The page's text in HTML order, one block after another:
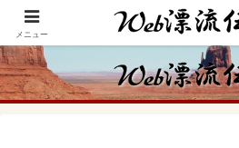
アメリカ・インディアンの思想・生き方から
からの情報を発
メニュー